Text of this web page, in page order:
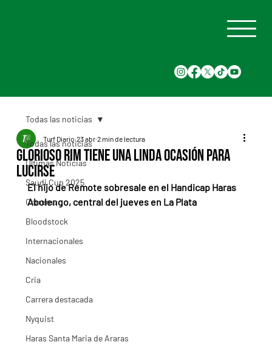
Todas las noticias
Últimas Noticias
Saudi Cup 2025
Carreras
Bloodstock
Internacionales
Nacionales
Cria
Carrera destacada
Nyquist
Haras Santa Maria de Araras
Todas las noticias
Glorioso Rim tiene una linda ocasión para
lucirse
Turf Diario 23 abr 2 min de lectura
El hijo de Remote sobresale en el Handicap Haras
Abolengo, central del jueves en La Plata